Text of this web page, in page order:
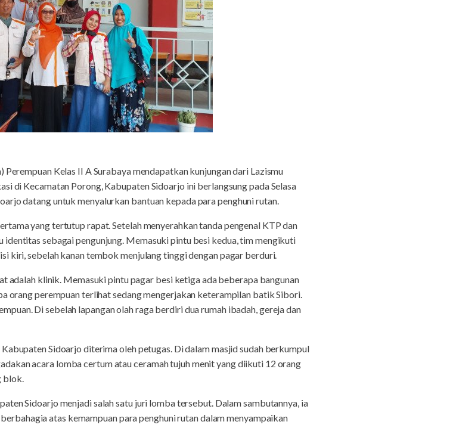
Perempuan Kelas II A Surabaya mendapatkan kunjungan dari Lazismu
di Kecamatan Porong, Kabupaten Sidoarjo ini berlangsung pada Selasa
datang untuk menyalurkan bantuan kepada para penghuni rutan.
yang tertutup rapat. Setelah menyerahkan tanda pengenal KTP dan
sebagai pengunjung. Memasuki pintu besi kedua, tim mengikuti
kiri, sebelah kanan tembok menjulang tinggi dengan pagar berduri.
adalah klinik. Memasuki pintu pagar besi ketiga ada beberapa bangunan
orang perempuan terlihat sedang mengerjakan keterampilan batik Sibori.
Di sebelah lapangan olah raga berdiri dua rumah ibadah, gereja dan
Sidoarjo diterima oleh petugas. Di dalam masjid sudah berkumpul
acara lomba certum atau ceramah tujuh menit yang diikuti 12 orang
blok.
Sidoarjo menjadi salah satu juri lomba tersebut. Dalam sambutannya, ia
atas kemampuan para penghuni rutan dalam menyampaikan